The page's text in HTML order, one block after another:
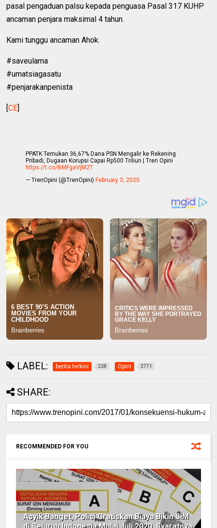
pasal pengaduan palsu kepada penguasa Pasal 317 KUHP
ancaman penjara maksimal 4 tahun.
Kami tunggu ancaman Ahok.
#saveulama
#umatsiagasatu
#penjarakanpenista
[CE]
PPATK Temukan 36,67% Dana PSN Mengalir ke Rekening
Pribadi, Dugaan Korupsi Capai Rp500 Triliun | Tren Opini
https://t.co/BMFgaVjM2T
— TrenOpini (@TrenOpini)February 3, 2025
LABEL: berita terkini 228 Opini 3771
SHARE:
RECOMMENDED FOR YOU
Asyik Banget, Polisi Gratiskan Biaya Bikin SIM
di Seluruh Indonesia Mulai Juli 2020, Syaratnya